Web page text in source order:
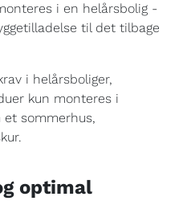
i en helårsbolig -
til det tilbage
i helårsboliger,
kun monteres i
sommerhus,
optimal